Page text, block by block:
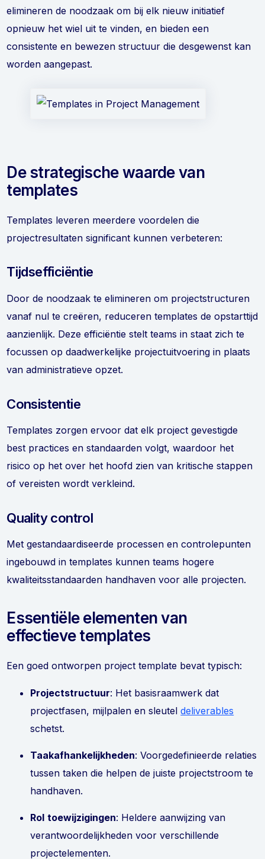
elimineren de noodzaak om bij elk nieuw initiatief
opnieuw het wiel uit te vinden, en bieden een
consistente en bewezen structuur die desgewenst kan
worden aangepast.
De strategische waarde van
templates
Templates leveren meerdere voordelen die
projectresultaten significant kunnen verbeteren:
Tijdsefficiëntie
Door de noodzaak te elimineren om projectstructuren
vanaf nul te creëren, reduceren templates de opstarttijd
aanzienlijk. Deze efficiëntie stelt teams in staat zich te
focussen op daadwerkelijke projectuitvoering in plaats
van administratieve opzet.
Consistentie
Templates zorgen ervoor dat elk project gevestigde
best practices en standaarden volgt, waardoor het
risico op het over het hoofd zien van kritische stappen
of vereisten wordt verkleind.
Quality control
Met gestandaardiseerde processen en controlepunten
ingebouwd in templates kunnen teams hogere
kwaliteitsstandaarden handhaven voor alle projecten.
Essentiële elementen van
effectieve templates
Een goed ontworpen project template bevat typisch:
Projectstructuur: Het basisraamwerk dat
projectfasen, mijlpalen en sleuteldeliverables
schetst.
Taakafhankelijkheden: Voorgedefinieerde relaties
tussen taken die helpen de juiste projectstroom te
handhaven.
Rol toewijzigingen: Heldere aanwijzing van
verantwoordelijkheden voor verschillende
projectelementen.